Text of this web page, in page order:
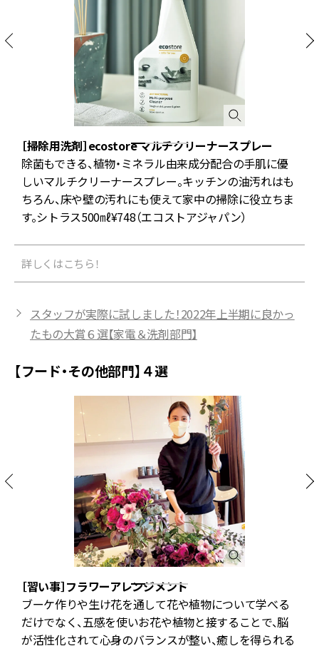
［掃除用洗剤］ecostore マルチクリーナースプレー
除菌もできる、植物・ミネラル由来成分配合の手肌に優
しいマルチクリーナースプレー。キッチンの油汚れはも
ちろん、床や壁の汚れにも使えて家中の掃除に役立ちま
す。シトラス500㎖¥748（エコストアジャパン）
詳しくはこちら！
スタッフが実際に試しました！2022年上半期に良かっ
たもの大賞６選【家電＆洗剤部門】
【フード・その他部門】４選
［習い事］フラワーアレンジメント
ブーケ作りや生け花を通して花や植物について学べる
だけでなく、五感を使いお花や植物と接することで、脳
が活性化されて心身のバランスが整い、癒しを得られる